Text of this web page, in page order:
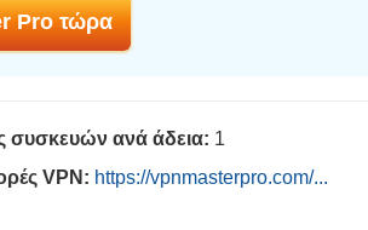
Pro τώρα
συσκευών ανά άδεια: 1
VPN: https://vpnmasterpro.com/...